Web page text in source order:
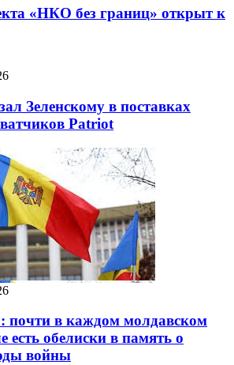
«НКО без границ» открыт к
Зеленскому в поставках
Patriot
почти в каждом молдавском
есть обелиски в память о
войны